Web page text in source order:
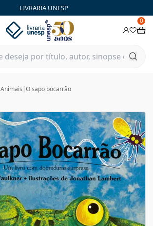
LIVRARIA UNESP
0
Animais |O sapo bocarrão